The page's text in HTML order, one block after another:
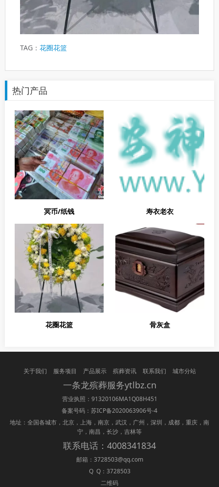
TAG： 花圈花篮
热门产品
冥币/纸钱 寿衣老衣
花圈花篮 骨灰盒
关于我们 服务项目 产品展示 殡葬资讯 联系我们 城市分站
一条龙殡葬服务ytlbz.cn
营业执照：91320106MA1Q08H451
备案号码： 苏ICP备2020063906号-4
地址：全国各城市，北京，上海，南京，武汉，广州，深圳，成都，重庆，南
宁，南昌，长沙，吉林等
联系电话：4008341834
邮箱：3728503@qq.com
Q Q：3728503
二维码